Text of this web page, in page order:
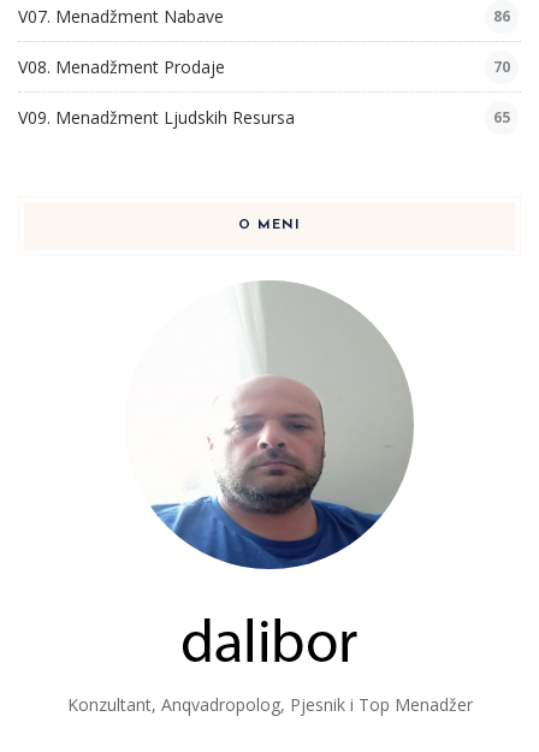
V07. Menadžment Nabave 86
V08. Menadžment Prodaje 70
V09. Menadžment Ljudskih Resursa 65
O MENI
Konzultant, Anqvadropolog, Pjesnik i Top Menadžer